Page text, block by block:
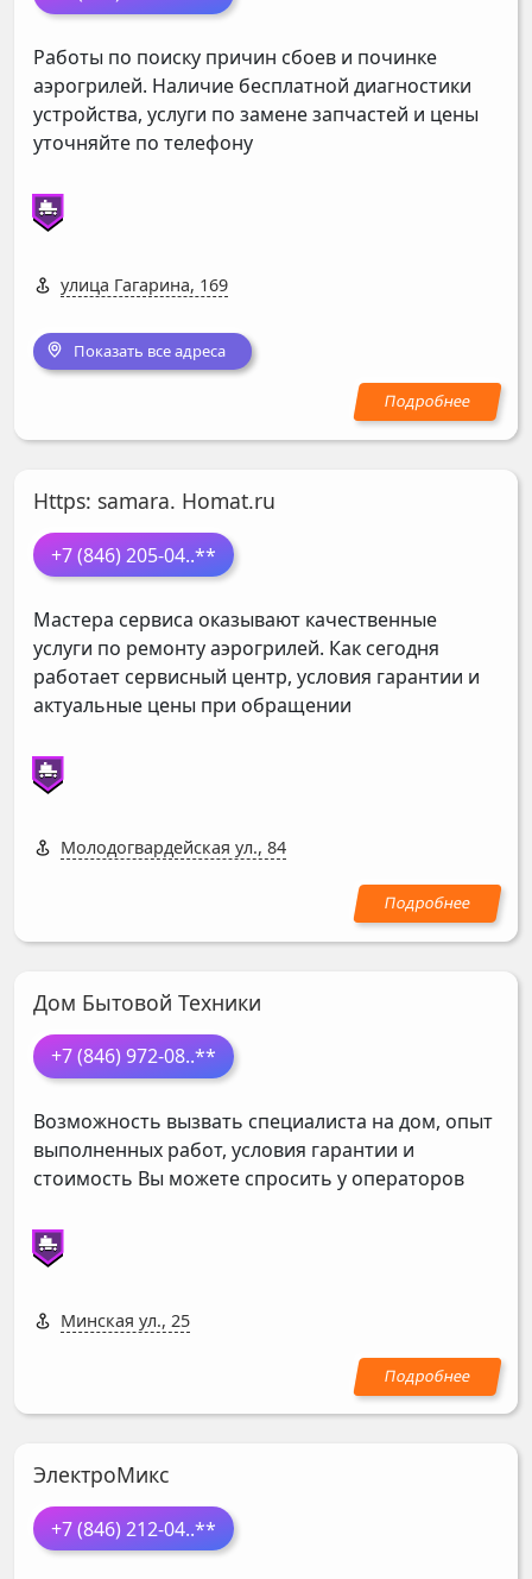
Работы по поиску причин сбоев и починке
аэрогрилей. Наличие бесплатной диагностики
устройства, услуги по замене запчастей и цены
уточняйте по телефону
улица Гагарина, 169
Показать все адреса
Https: samara. Homat.ru
+7 (846) 205-04..**
Мастера сервиса оказывают качественные
услуги по ремонту аэрогрилей. Как сегодня
работает сервисный центр, условия гарантии и
актуальные цены при обращении
Молодогвардейская ул., 84
Дом Бытовой Техники
+7 (846) 972-08..**
Возможность вызвать специалиста на дом, опыт
выполненных работ, условия гарантии и
стоимость Вы можете спросить у операторов
Минская ул., 25
ЭлектроМикс
+7 (846) 212-04..**